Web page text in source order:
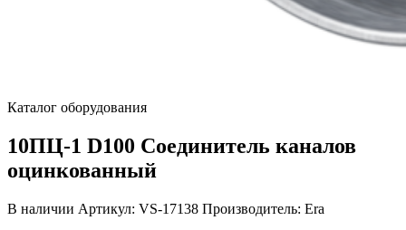
Каталог оборудования
10ПЦ-1 D100 Соединитель каналов
оцинкованный
В наличии Артикул: VS-17138 Производитель: Era